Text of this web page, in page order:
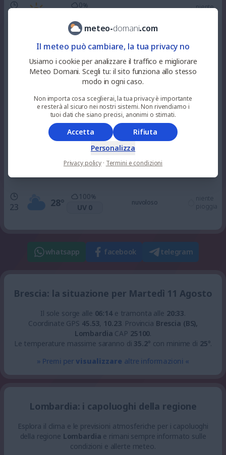
31°
0%
soleggiato
niente
34°
0%
soleggiato
100%
34°
100
UV 2
nuvoloso
° %
UV 0
nuvoloso
23 28°
100%
UV 0
nuvoloso
niente
pioggia
whatsapp facebook telegram
Brescia: la situazione per Martedì 11 Agosto
Il sole sorge alle 06:14e tramonta alle 20:33.
Coordinate GPS 45.53, 10.23. Provincia Brescia (BS),
Lombardia CAP 25100.
Le temperature massime saranno di 35.2° con minime di 25°.
» Premi pervisualizzare altre informazioni «
Lombardia: i capoluoghi della regione
Esplora il clima e le previsioni atmosferiche per i capoluoghi
della regione Lombardia e rimani sempre informato sulle
condizioni e allerte meteo.
meteo-domani.com
Il meteo può cambiare, la tua privacy no
Usiamo i cookie per analizzare il traffico e migliorare
Meteo Domani. Scegli tu: il sito funziona allo stesso
modo in ogni caso.
Non importa cosa sceglierai, la tua privacy è importante
e resterà al sicuro nei nostri sistemi. Non rivendiamo i
tuoi dati che siano precisi, anonimi o stimati.
Accetta
Rifiuta
Personalizza
Privacy policy · Termini e condizioni